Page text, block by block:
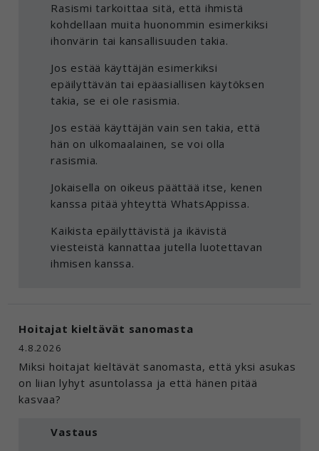
Rasismi tarkoittaa sitä, että ihmistä
kohdellaan muita huonommin esimerkiksi
ihonvärin tai kansallisuuden takia.
Jos estää käyttäjän esimerkiksi
epäilyttävän tai epäasiallisen käytöksen
takia, se ei ole rasismia.
Jos estää käyttäjän vain sen takia, että
hän on ulkomaalainen, se voi olla
rasismia.
Jokaisella on oikeus päättää itse, kenen
kanssa pitää yhteyttä WhatsAppissa.
Kaikista epäilyttävistä ja ikävistä
viesteistä kannattaa jutella luotettavan
ihmisen kanssa.
Hoitajat kieltävät sanomasta
4.8.2026
Miksi hoitajat kieltävät sanomasta, että yksi asukas
on liian lyhyt asuntolassa ja että hänen pitää
kasvaa?
Vastaus